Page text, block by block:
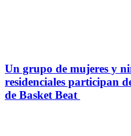
Un grupo de mujeres y
residenciales participan
de Basket Beat